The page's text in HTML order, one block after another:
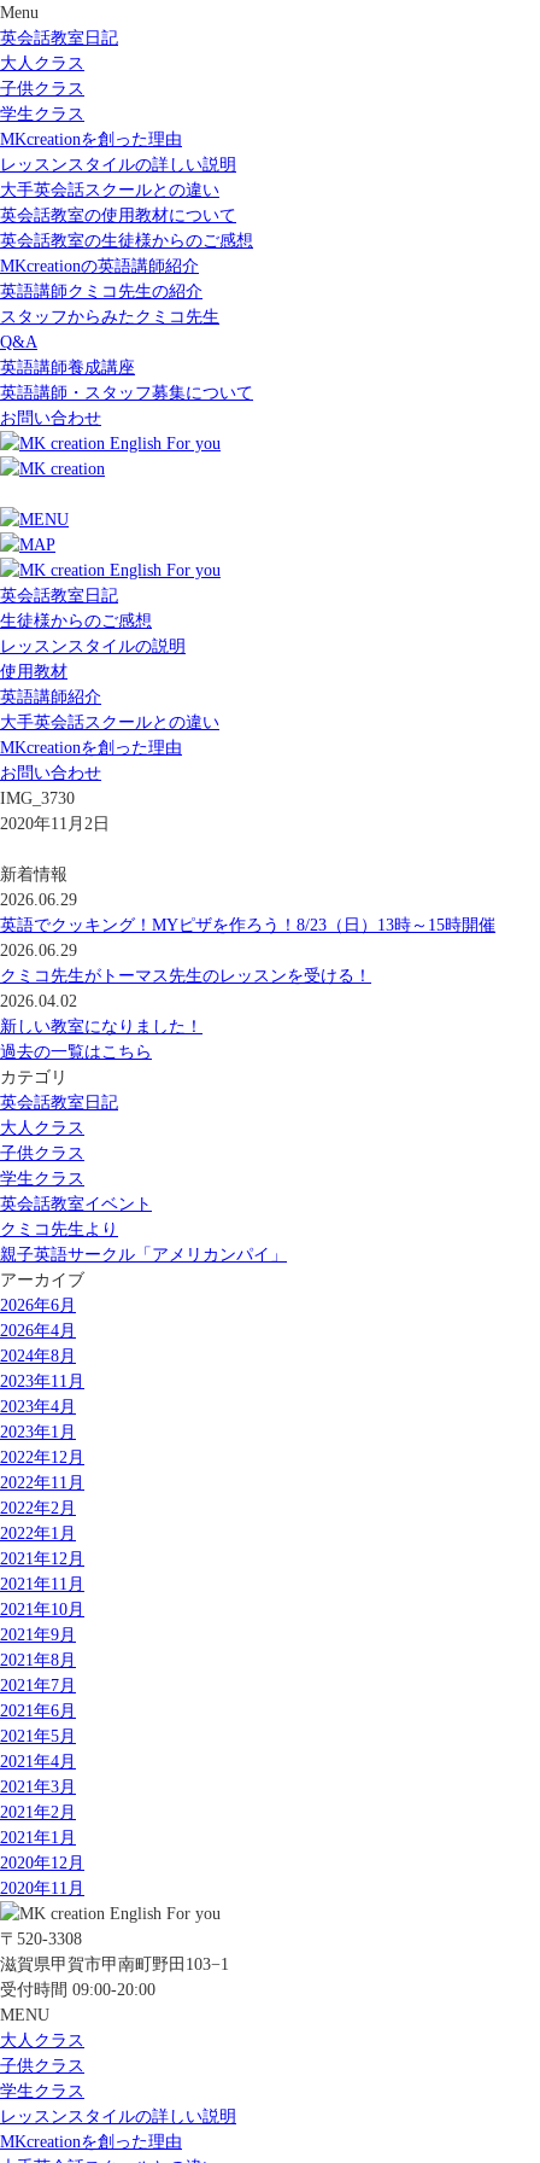
Menu
英会話教室日記
大人クラス
子供クラス
学生クラス
MKcreationを創った理由
レッスンスタイルの詳しい説明
大手英会話スクールとの違い
英会話教室の使用教材について
英会話教室の生徒様からのご感想
MKcreationの英語講師紹介
英語講師クミコ先生の紹介
スタッフからみたクミコ先生
Q&A
英語講師養成講座
英語講師・スタッフ募集について
お問い合わせ
英会話教室日記
生徒様からのご感想
レッスンスタイルの説明
使用教材
英語講師紹介
大手英会話スクールとの違い
MKcreationを創った理由
お問い合わせ
IMG_3730
2020年11月2日
新着情報
2026.06.29
英語でクッキング！MYピザを作ろう！8/23（日）13時～15時開催
2026.06.29
クミコ先生がトーマス先生のレッスンを受ける！
2026.04.02
新しい教室になりました！
過去の一覧はこちら
カテゴリ
英会話教室日記
大人クラス
子供クラス
学生クラス
英会話教室イベント
クミコ先生より
親子英語サークル「アメリカンパイ」
アーカイブ
2026年6月
2026年4月
2024年8月
2023年11月
2023年4月
2023年1月
2022年12月
2022年11月
2022年2月
2022年1月
2021年12月
2021年11月
2021年10月
2021年9月
2021年8月
2021年7月
2021年6月
2021年5月
2021年4月
2021年3月
2021年2月
2021年1月
2020年12月
2020年11月
〒520-3308
滋賀県甲賀市甲南町野田103−1
受付時間 09:00-20:00
MENU
大人クラス
子供クラス
学生クラス
レッスンスタイルの詳しい説明
MKcreationを創った理由